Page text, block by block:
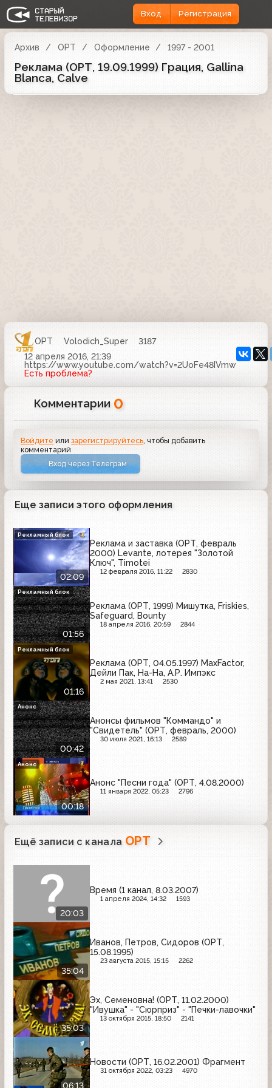
Вход Регистрация
Архив ОРТ Оформление 1997 - 2001
Реклама (ОРТ, 19.09.1999) Грация, Gallina
Blanca, Calve
ОРТ Volodich_Super
3187
12 апреля 2016, 21:39
https://www.youtube.com/watch?v=2UoFe48IVmw
Есть проблема?
Комментарии 0
Войдите илизарегистрируйтесь , чтобы добавить
комментарий
Вход через Телеграм
Еще записи этого оформления
02:09
Реклама и заставка (ОРТ, февраль
2000) Levante, лотерея "Золотой
Ключ", Timotei
12 февраля 2016, 11:22 2830
Рекламный блок
01:56
Реклама (ОРТ, 1999) Мишутка, Friskies,
Safeguard, Bounty
18 апреля 2016, 20:59 2844
Рекламный блок
01:16
Реклама (ОРТ, 04.05.1997) MaxFactor,
Дейли Пак, На-На, А.Р. Импэкс
2 мая 2021, 13:41 2530
Рекламный блок
00:42
Анонсы фильмов "Коммандо" и
"Свидетель" (ОРТ, февраль, 2000)
30 июля 2021, 16:13 2589
Анонс
00:18
Анонс "Песни года" (ОРТ, 4.08.2000)
11 января 2022, 05:23 2796
Анонс
Ещё записи с канала ОРТ
20:03
Время (1 канал, 8.03.2007)
1 апреля 2024, 14:32 1593
35:04
Иванов, Петров, Сидоров (ОРТ,
15.08.1995)
23 августа 2015, 15:15 2262
35:03
Эх, Семеновна! (ОРТ, 11.02.2000)
"Ивушка" - "Сюрприз" - "Печки-лавочки"
13 октября 2015, 18:50 2141
06:13
Новости (ОРТ, 16.02.2001) Фрагмент
31 октября 2022, 03:23 4970